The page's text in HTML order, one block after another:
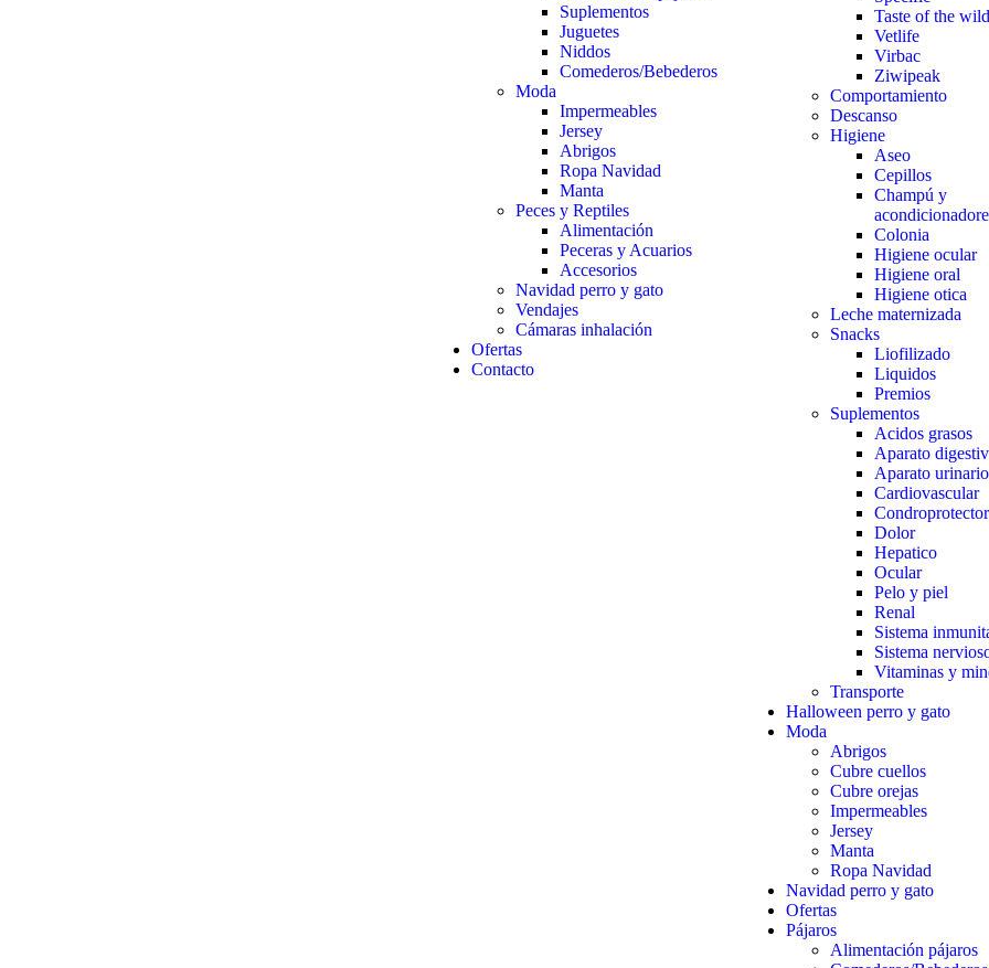
Suplementos
Juguetes
Niddos
Comederos/Bebederos
Moda
Impermeables
Jersey
Abrigos
Ropa Navidad
Manta
Peces y Reptiles
Alimentación
Peceras y Acuarios
Accesorios
Navidad perro y gato
Vendajes
Cámaras inhalación
Ofertas
Contacto
Taste of the wild
Vetlife
Virbac
Ziwipeak
Comportamiento
Descanso
Higiene
Aseo
Cepillos
Champú y
Colonia
Higiene ocular
Higiene oral
Higiene otica
Leche maternizada
Snacks
Liofilizado
Liquidos
Premios
Suplementos
Acidos grasos
Aparato
Aparato urinario
Cardiovascular
Dolor
Hepatico
Ocular
Pelo y piel
Renal
Sistema
Sistema
Vitaminas y
Transporte
Halloween perro y gato
Moda
Abrigos
Cubre cuellos
Cubre orejas
Impermeables
Jersey
Manta
Ropa Navidad
Navidad perro y gato
Ofertas
Pájaros
Alimentación pájaros